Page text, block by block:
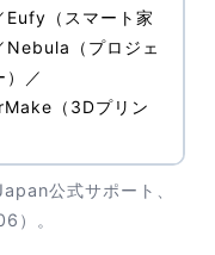
Eufy（スマート家
Nebula（プロジェ
）／
（3Dプリン
公式サポート、
）。